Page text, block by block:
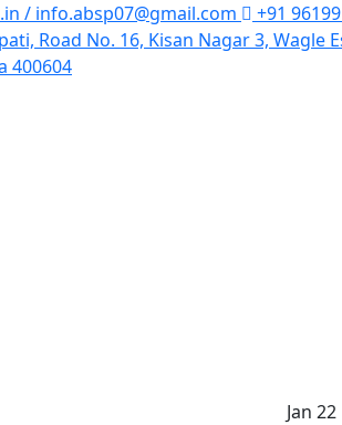
/ info.absp07@gmail.com
+91
Road No. 16, Kisan Nagar 3, Wagle
400604
Jan 22